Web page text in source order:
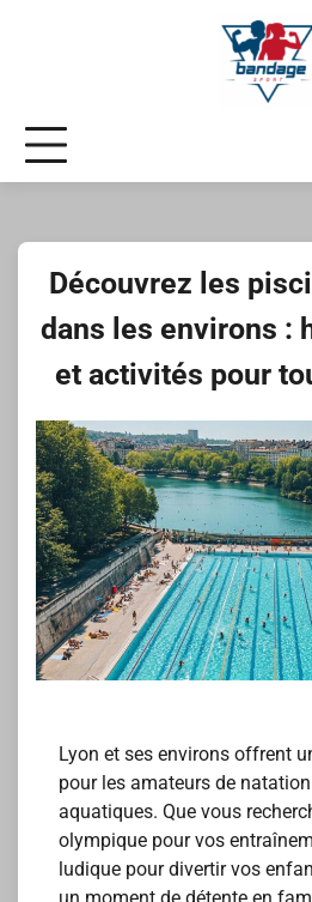
Découvrez les
dans les environs :
et activités pour
Lyon et ses environs offrent
pour les amateurs de
aquatiques. Que vous
olympique pour vos
ludique pour divertir vos